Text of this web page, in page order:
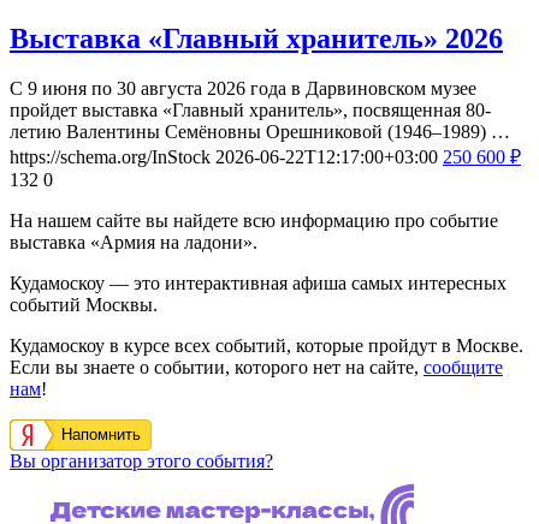
Выставка «Главный хранитель» 2026
С 9 июня по 30 августа 2026 года в Дарвиновском музее
пройдет выставка «Главный хранитель», посвященная 80-
летию Валентины Семёновны Орешниковой (1946–1989) …
https://schema.org/InStock 2026-06-22T12:17:00+03:00 250 600 ₽
132 0
На нашем сайте вы найдете всю информацию про событие
выставка «Армия на ладони».
Кудамоскоу — это интерактивная афиша самых интересных
событий Москвы.
Кудамоскоу в курсе всех событий, которые пройдут в Москве.
Если вы знаете о событии, которого нет на сайте, сообщите
нам!
Напомнить
Вы организатор этого события?